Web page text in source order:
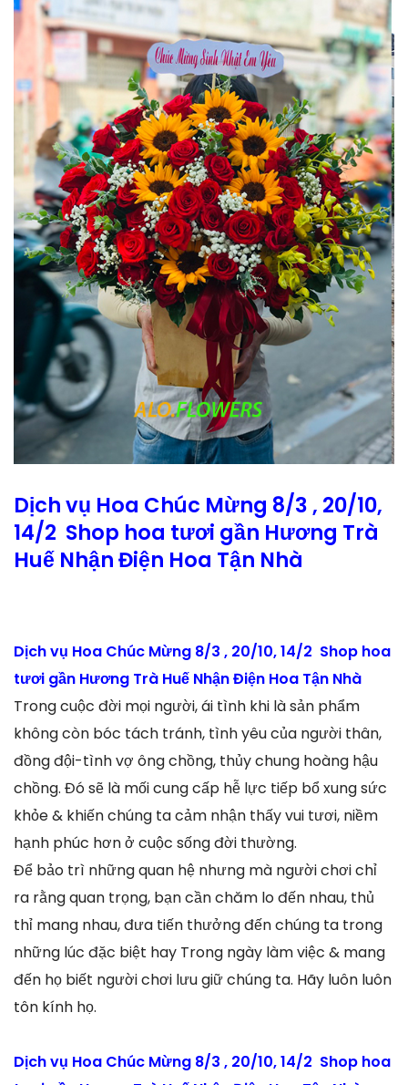
Dịch vụ Hoa Chúc Mừng 8/3 , 20/10,
14/2 Shop hoa tươi gần Hương Trà
Huế Nhận Điện Hoa Tận Nhà
Dịch vụ Hoa Chúc Mừng 8/3 , 20/10, 14/2 Shop hoa
tươi gần Hương Trà Huế Nhận Điện Hoa Tận Nhà
Trong cuộc đời mọi người, ái tình khi là sản phẩm
không còn bóc tách tránh, tình yêu của người thân,
đồng đội-tình vợ ông chồng, thủy chung hoàng hậu
chồng. Đó sẽ là mối cung cấp hễ lực tiếp bổ xung sức
khỏe & khiến chúng ta cảm nhận thấy vui tươi, niềm
hạnh phúc hơn ở cuộc sống đời thường.
Để bảo trì những quan hệ nhưng mà người chơi chỉ
ra rằng quan trọng, bạn cần chăm lo đến nhau, thủ
thỉ mang nhau, đưa tiến thưởng đến chúng ta trong
những lúc đặc biệt hay Trong ngày làm việc & mang
đến họ biết người chơi lưu giữ chúng ta. Hãy luôn luôn
tôn kính họ.
Dịch vụ Hoa Chúc Mừng 8/3 , 20/10, 14/2 Shop hoa